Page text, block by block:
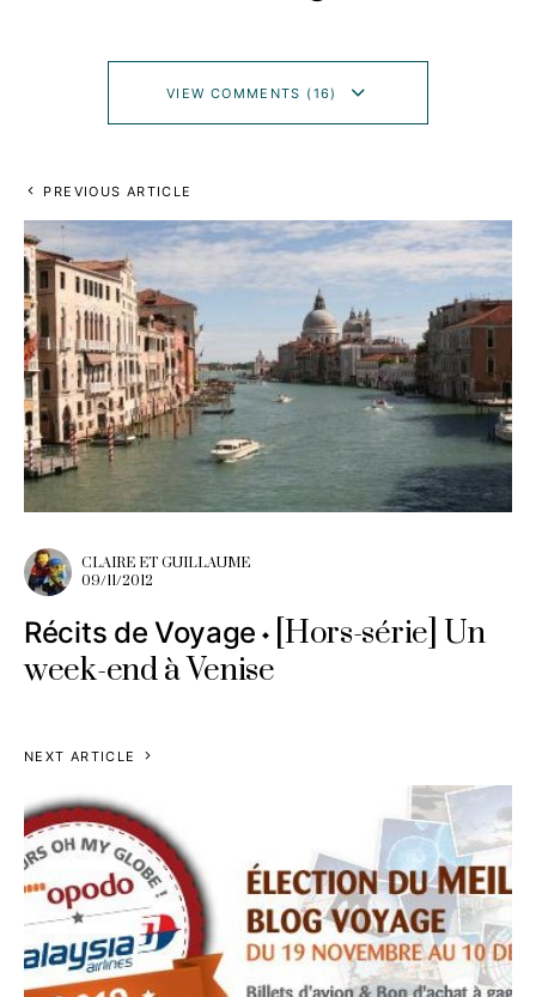
VIEW COMMENTS (16)
PREVIOUS ARTICLE
CLAIRE ET GUILLAUME
09/11/2012
Récits de Voyage
[Hors-série] Un
week-end à Venise
NEXT ARTICLE